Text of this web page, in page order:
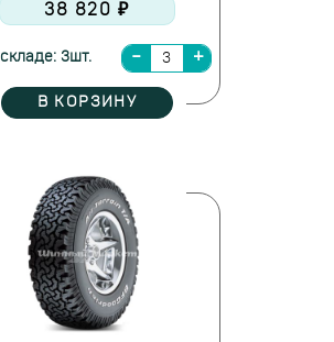
38 820 ₽
3шт.
В КОРЗИНУ